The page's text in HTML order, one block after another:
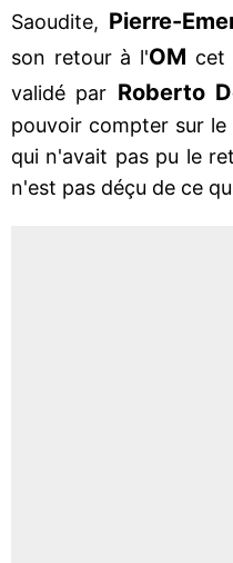
Saoudite, Pierre-
son retour à l'OM cet
validé par Roberto
pouvoir compter sur le
qui n'avait pas pu le
n'est pas déçu de ce